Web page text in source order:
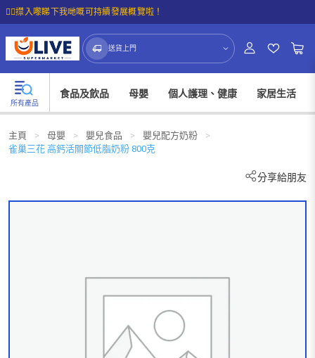
☝🏼㩒入嚟睇下我哋嘅可持續發展概覽啦！
送貨上門
所有產品
食品及飲品 母嬰 個人護理、健康 家居生活
主頁 > 母嬰 > 嬰兒食品 > 嬰兒配方奶粉
>
雀巢三花 高鈣活關節低脂奶粉 800克
分享給朋友